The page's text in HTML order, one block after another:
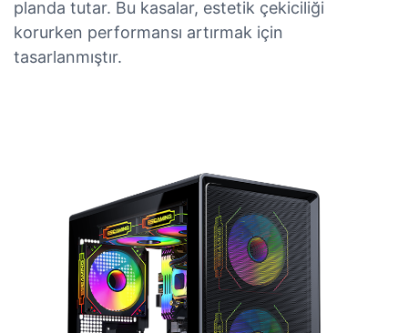
planda tutar. Bu kasalar, estetik çekiciliği
korurken performansı artırmak için
tasarlanmıştır.